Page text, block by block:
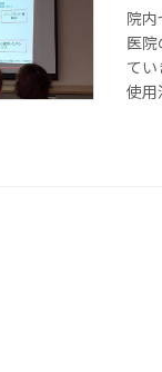
院
医
て
使